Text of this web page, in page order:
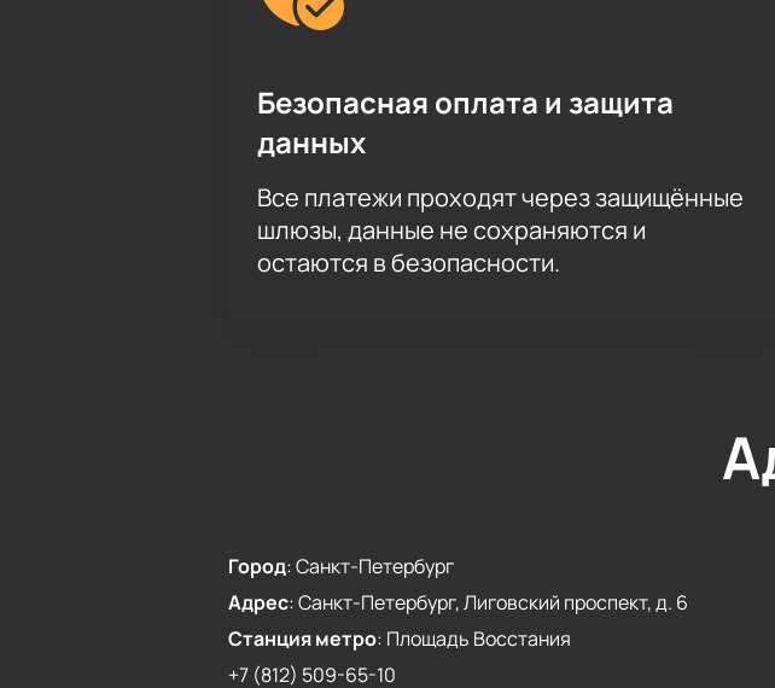
Безопасная оплата и защита
данных
Все платежи проходят через защищённые
шлюзы, данные не сохраняются и
остаются в безопасности.
Город:Санкт-Петербург
Адрес:Санкт-Петербург, Лиговский проспект, д. 6
Станция метро: Площадь Восстания
+7 (812) 509-65-10